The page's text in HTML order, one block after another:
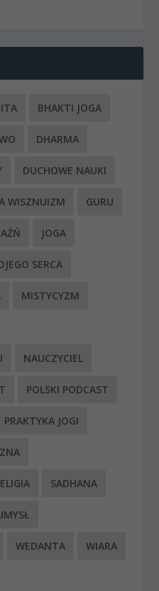
BHAKTI JOGA
DHARMA
DUCHOWE NAUKI
WISZNUIZM GURU
JOGA
SERCA
MISTYCYZM
NAUCZYCIEL
POLSKI PODCAST
PRAKTYKA JOGI
SADHANA
WEDANTA WIARA